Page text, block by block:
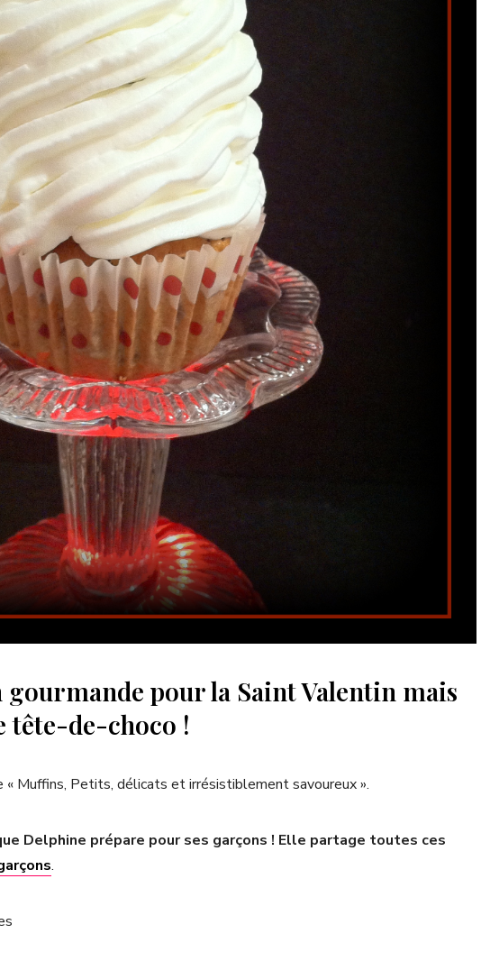
gourmande pour la Saint Valentin mais
tête-de-choco !
Muffins, Petits, délicats et irrésistiblement savoureux ».
Delphine prépare pour ses garçons ! Elle partage toutes ces
.